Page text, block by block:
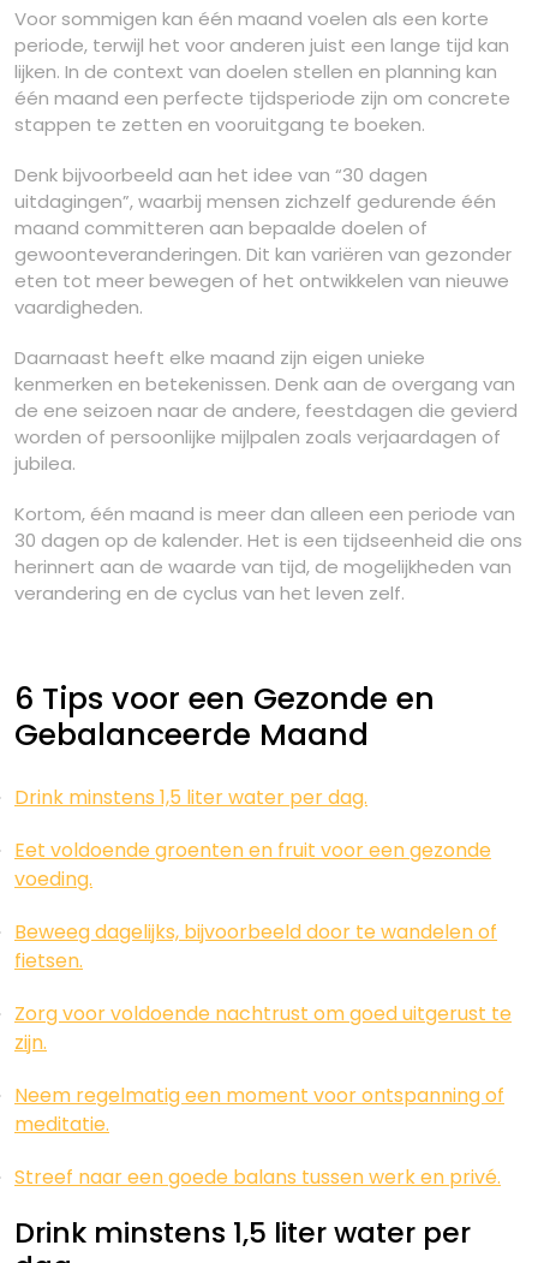
Voor sommigen kan één maand voelen als een korte
periode, terwijl het voor anderen juist een lange tijd kan
lijken. In de context van doelen stellen en planning kan
één maand een perfecte tijdsperiode zijn om concrete
stappen te zetten en vooruitgang te boeken.
Denk bijvoorbeeld aan het idee van “30 dagen
uitdagingen”, waarbij mensen zichzelf gedurende één
maand committeren aan bepaalde doelen of
gewoonteveranderingen. Dit kan variëren van gezonder
eten tot meer bewegen of het ontwikkelen van nieuwe
vaardigheden.
Daarnaast heeft elke maand zijn eigen unieke
kenmerken en betekenissen. Denk aan de overgang van
de ene seizoen naar de andere, feestdagen die gevierd
worden of persoonlijke mijlpalen zoals verjaardagen of
jubilea.
Kortom, één maand is meer dan alleen een periode van
30 dagen op de kalender. Het is een tijdseenheid die ons
herinnert aan de waarde van tijd, de mogelijkheden van
verandering en de cyclus van het leven zelf.
6 Tips voor een Gezonde en
Gebalanceerde Maand
Drink minstens 1,5 liter water per dag.
Eet voldoende groenten en fruit voor een gezonde
voeding.
Beweeg dagelijks, bijvoorbeeld door te wandelen of
fietsen.
Zorg voor voldoende nachtrust om goed uitgerust te
zijn.
Neem regelmatig een moment voor ontspanning of
meditatie.
Streef naar een goede balans tussen werk en privé.
Drink minstens 1,5 liter water per